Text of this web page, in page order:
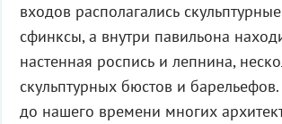
входов располагались
сфинксы, а внутри павильона
настенная роспись и лепнина,
скульптурных бюстов и
до нашего времени многих